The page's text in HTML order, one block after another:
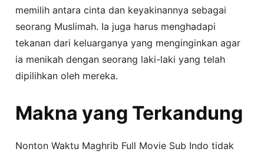
memilih antara cinta dan keyakinannya sebagai
seorang Muslimah. Ia juga harus menghadapi
tekanan dari keluarganya yang menginginkan agar
ia menikah dengan seorang laki-laki yang telah
dipilihkan oleh mereka.
Makna yang Terkandung
Nonton Waktu Maghrib Full Movie Sub Indo tidak